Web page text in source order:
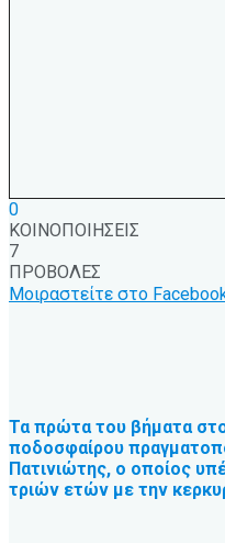
0
ΚΟΙΝΟΠΟΙΗΣΕΙΣ
7
ΠΡΟΒΟΛΕΣ
Μοιραστείτε στο
Τα πρώτα του βήματα
ποδοσφαίρου
Πατινιώτης, ο οποίος
τριών ετών με την